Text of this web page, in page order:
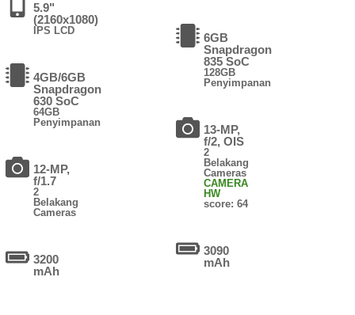
5.9"
(2160x1080)
IPS LCD
4GB/6GB
Snapdragon
630 SoC
64GB
Penyimpanan
12-MP,
f/1.7
2
Belakang
Cameras
3200
mAh
6GB
Snapdragon
835 SoC
128GB
Penyimpanan
13-MP,
f/2, OIS
2
Belakang
Cameras
CAMERA
HW
score: 64
3090
mAh